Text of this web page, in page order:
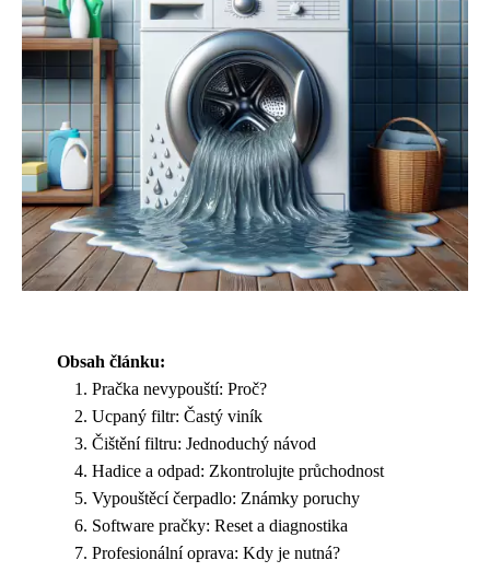
Obsah článku:
Pračka nevypouští: Proč?
Ucpaný filtr: Častý viník
Čištění filtru: Jednoduchý návod
Hadice a odpad: Zkontrolujte průchodnost
Vypouštěcí čerpadlo: Známky poruchy
Software pračky: Reset a diagnostika
Profesionální oprava: Kdy je nutná?